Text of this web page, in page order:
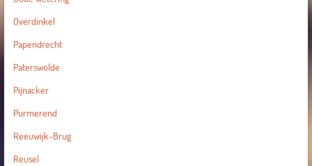
Overdinkel
Papendrecht
Paterswolde
Pijnacker
Purmerend
Reeuwijk-Brug
Reusel